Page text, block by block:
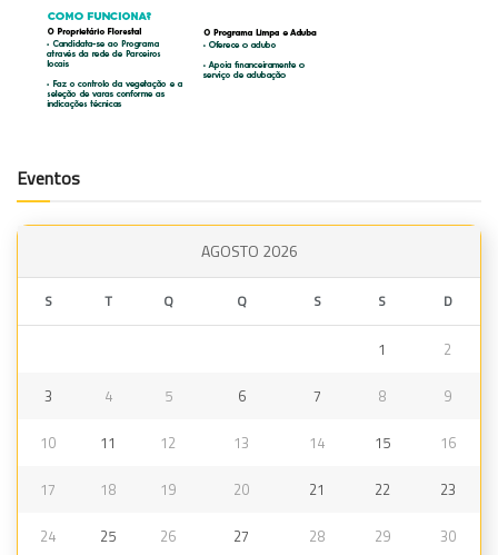
Eventos
AGOSTO 2026
S T Q Q S S D
1 2
3 4 5 6 7 8 9
10 11 12 13 14 15 16
17 18 19 20 21 22 23
24 25 26 27 28 29 30